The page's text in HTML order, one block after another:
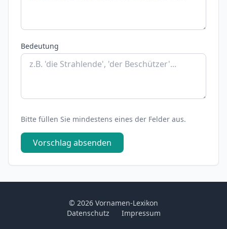
Bedeutung
Bitte füllen Sie mindestens eines der Felder aus.
Vorschlag absenden
© 2026 Vornamen-Lexikon
Datenschutz
Impressum